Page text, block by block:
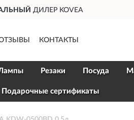
ДИЛЕР KOVEA
КОНТАКТЫ
Резаки Посуда
Подарочные сертификаты